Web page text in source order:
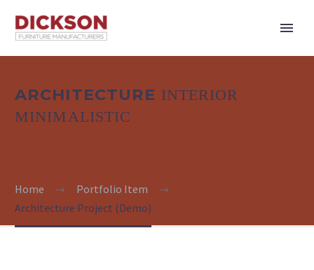
ARCHITECTURE INTERIOR
MINIMALISTIC
Home
Portfolio Item
Architecture Project (Demo)